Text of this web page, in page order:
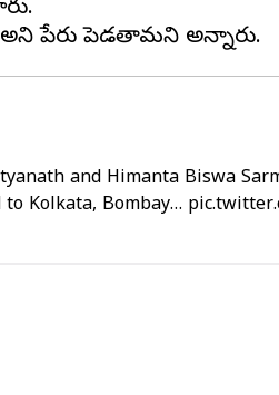
and Himanta Biswa
Kolkata, Bombay…